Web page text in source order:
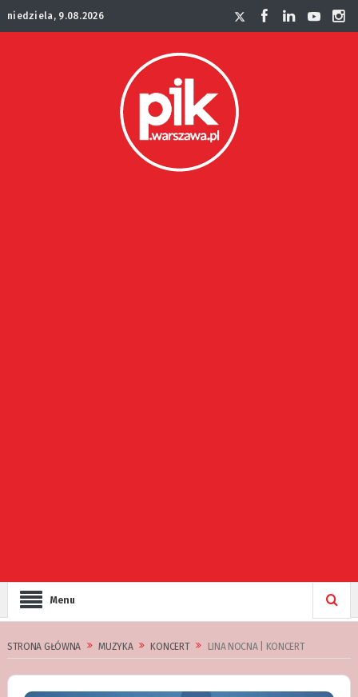
niedziela, 9.08.2026
Menu
STRONA GŁÓWNA MUZYKA KONCERT LINA NOCNA | KONCERT